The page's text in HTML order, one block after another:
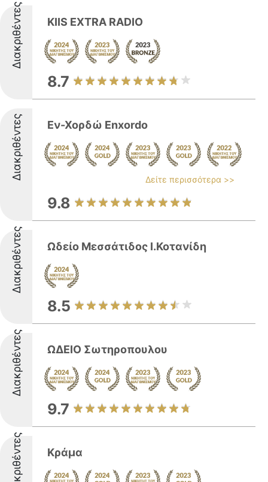
Διακριθέντες KIIS EXTRA RADIO
8.7
Διακριθέντες Εν-Χορδώ Enxordo
Δείτε περισσότερα >>
9.8
Διακριθέντες Ωδείο Μεσσάτιδος Ι.Κοτανίδη
8.5
Διακριθέντες ΩΔΕΙΟ Σωτηροπουλου
9.7
Διακριθέντες Κράμα